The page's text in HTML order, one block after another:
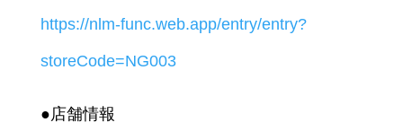
https://nlm-func.web.app/entry/entry?
storeCode=NG003
●店舗情報